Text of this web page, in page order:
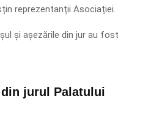
reprezentanții Asociației.
și așezările din jur au fost
jurul Palatului